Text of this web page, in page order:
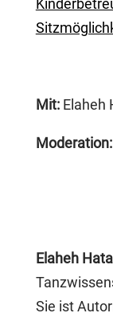
Mit:Elaheh
Moderation:
Elaheh
Sie ist